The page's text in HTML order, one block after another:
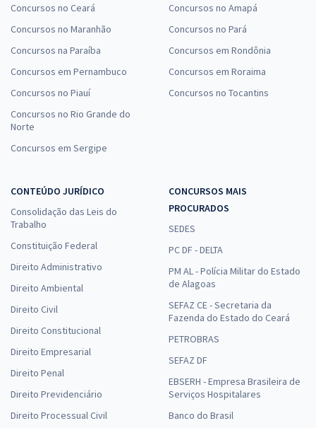
Concursos no Ceará
Concursos no Maranhão
Concursos na Paraíba
Concursos em Pernambuco
Concursos no Piauí
Concursos no Rio Grande do
Norte
Concursos em Sergipe
Concursos no Amapá
Concursos no Pará
Concursos em Rondônia
Concursos em Roraima
Concursos no Tocantins
CONTEÚDO JURÍDICO
Consolidação das Leis do
Trabalho
Constituição Federal
Direito Administrativo
Direito Ambiental
Direito Civil
Direito Constitucional
Direito Empresarial
Direito Penal
Direito Previdenciário
Direito Processual Civil
CONCURSOS MAIS
PROCURADOS
SEDES
PC DF - DELTA
PM AL - Polícia Militar do Estado
de Alagoas
SEFAZ CE - Secretaria da
Fazenda do Estado do Ceará
PETROBRAS
SEFAZ DF
EBSERH - Empresa Brasileira de
Serviços Hospitalares
Banco do Brasil